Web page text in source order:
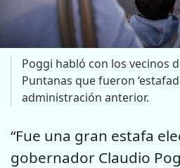
Poggi habló con los vecinos
Puntanas que fueron
administración anterior.
“Fue una gran estafa
gobernador Claudio